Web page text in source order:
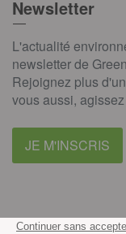
Newsletter
L'actualité
newsletter de
Rejoignez plus
vous aussi,
JE M'INSCRIS